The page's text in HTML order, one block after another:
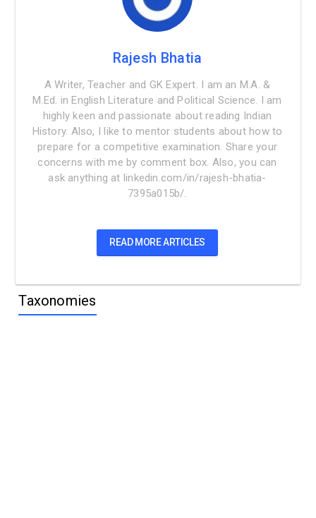
Rajesh Bhatia
A Writer, Teacher and GK Expert. I am an M.A. &
M.Ed. in English Literature and Political Science. I am
highly keen and passionate about reading Indian
History. Also, I like to mentor students about how to
prepare for a competitive examination. Share your
concerns with me by comment box. Also, you can
ask anything at linkedin.com/in/rajesh-bhatia-
7395a015b/.
READ MORE ARTICLES
Taxonomies